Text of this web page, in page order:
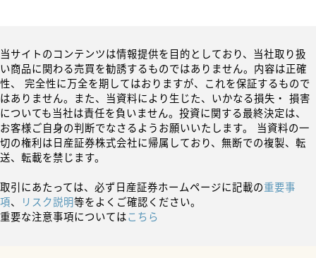
当サイトのコンテンツは情報提供を目的としており、当社取り扱
い商品に関わる売買を勧誘するものではありません。内容は正確
性、 完全性に万全を期してはおりますが、これを保証するもので
はありません。また、当資料により生じた、いかなる損失・ 損害
についても当社は責任を負いません。投資に関する最終決定は、
お客様ご自身の判断でなさるようお願いいたします。 当資料の一
切の権利は日産証券株式会社に帰属しており、無断での複製、転
送、転載を禁じます。
取引にあたっては、必ず日産証券ホームページに記載の重要事
項、 リスク説明等をよくご確認ください。
重要な注意事項についてはこちら